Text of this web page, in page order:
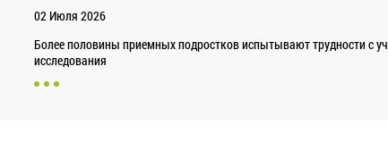
02 Июля 2026
Более половины приемных подростков испытывают трудности с
исследования